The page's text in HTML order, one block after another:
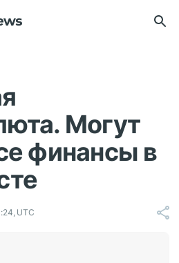
Могут
финансы в
UTC